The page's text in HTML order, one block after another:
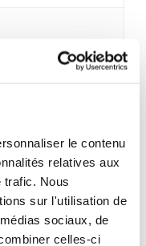
le contenu
relatives aux
trafic. Nous
sur l'utilisation de
sociaux, de
celles-ci